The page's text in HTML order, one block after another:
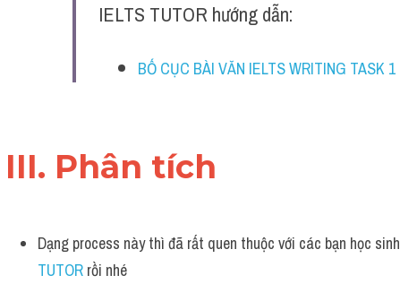
IELTS TUTOR hướng dẫn:
BỐ CỤC BÀI VĂN IELTS WRITING TASK 1
III. Phân tích
Dạng process này thì đã rất quen thuộc với các bạn học sinh
TUTOR rồi nhé